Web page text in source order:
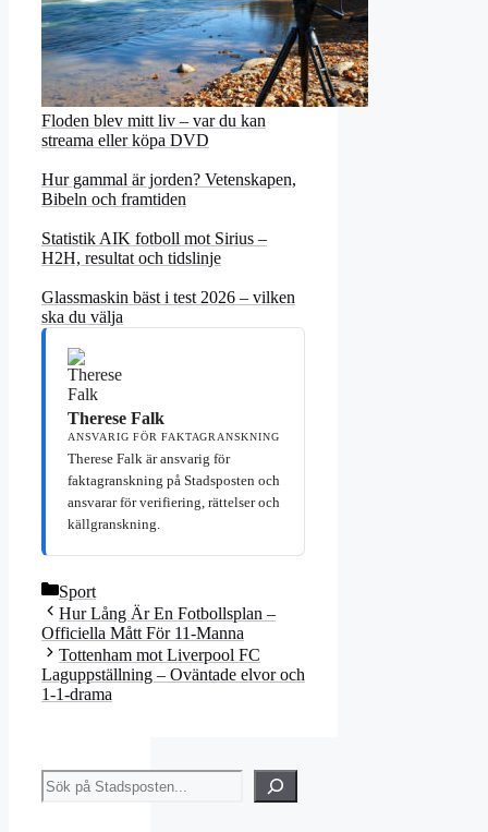
Floden blev mitt liv – var du kan
streama eller köpa DVD
Hur gammal är jorden? Vetenskapen,
Bibeln och framtiden
Statistik AIK fotboll mot Sirius –
H2H, resultat och tidslinje
Glassmaskin bäst i test 2026 – vilken
ska du välja
Therese Falk
ANSVARIG FÖR FAKTAGRANSKNING
Therese Falk är ansvarig för
faktagranskning på Stadsposten och
ansvarar för verifiering, rättelser och
källgranskning.
Kategorier
Sport
Hur Lång Är En Fotbollsplan –
Officiella Mått För 11-Manna
Tottenham mot Liverpool FC
Laguppställning – Oväntade elvor och
1-1-drama
Sök